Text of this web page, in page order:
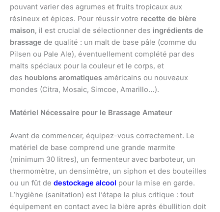
pouvant varier des agrumes et fruits tropicaux aux
résineux et épices. Pour réussir votre recette de bière
maison, il est crucial de sélectionner des ingrédients de
brassage de qualité : un malt de base pâle (comme du
Pilsen ou Pale Ale), éventuellement complété par des
malts spéciaux pour la couleur et le corps, et
des houblons aromatiques américains ou nouveaux
mondes (Citra, Mosaic, Simcoe, Amarillo…).
Matériel Nécessaire pour le Brassage Amateur
Avant de commencer, équipez-vous correctement. Le
matériel de base comprend une grande marmite
(minimum 30 litres), un fermenteur avec barboteur, un
thermomètre, un densimètre, un siphon et des bouteilles
ou un fût de destockage alcool pour la mise en garde.
L’hygiène (sanitation) est l’étape la plus critique : tout
équipement en contact avec la bière après ébullition doit